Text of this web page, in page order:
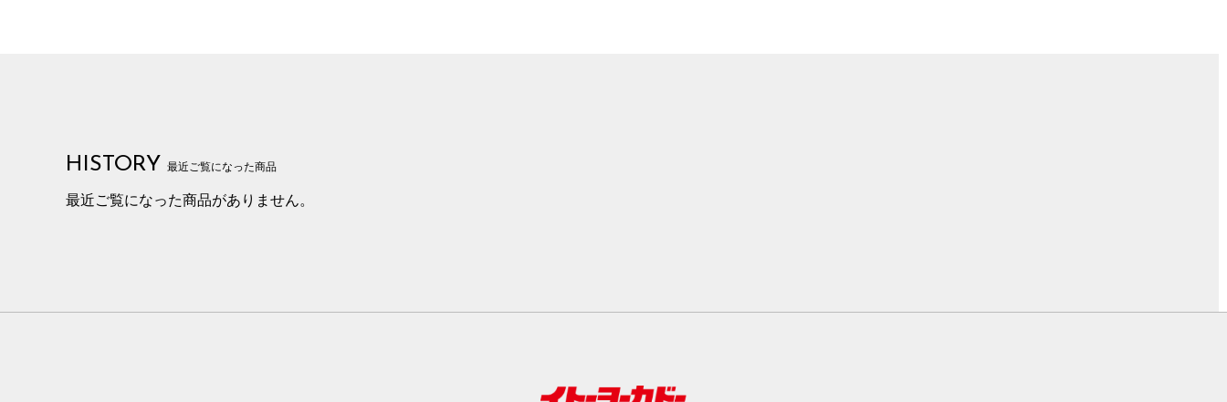
HISTORY 最近ご覧になった商品
最近ご覧になった商品がありません。